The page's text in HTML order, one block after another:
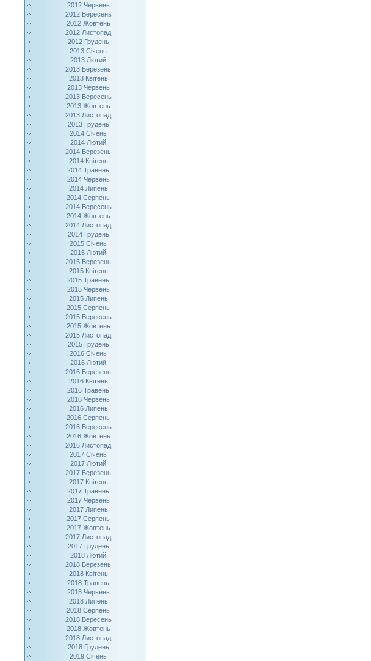
2012 Червень
2012 Вересень
2012 Жовтень
2012 Листопад
2012 Грудень
2013 Січень
2013 Лютий
2013 Березень
2013 Квітень
2013 Червень
2013 Вересень
2013 Жовтень
2013 Листопад
2013 Грудень
2014 Січень
2014 Лютий
2014 Березень
2014 Квітень
2014 Травень
2014 Червень
2014 Липень
2014 Серпень
2014 Вересень
2014 Жовтень
2014 Листопад
2014 Грудень
2015 Січень
2015 Лютий
2015 Березень
2015 Квітень
2015 Травень
2015 Червень
2015 Липень
2015 Серпень
2015 Вересень
2015 Жовтень
2015 Листопад
2015 Грудень
2016 Січень
2016 Лютий
2016 Березень
2016 Квітень
2016 Травень
2016 Червень
2016 Липень
2016 Серпень
2016 Вересень
2016 Жовтень
2016 Листопад
2017 Січень
2017 Лютий
2017 Березень
2017 Квітень
2017 Травень
2017 Червень
2017 Липень
2017 Серпень
2017 Жовтень
2017 Листопад
2017 Грудень
2018 Лютий
2018 Березень
2018 Квітень
2018 Травень
2018 Червень
2018 Липень
2018 Серпень
2018 Вересень
2018 Жовтень
2018 Листопад
2018 Грудень
2019 Січень